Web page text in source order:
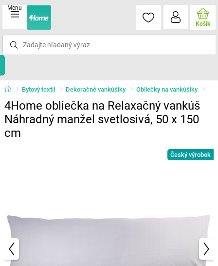
Menu
Košík
Bytový textil Dekoračné vankúšiky Obliečky na vankúšiky
4Home obliečka na Relaxačný vankúš
Náhradný manžel svetlosivá, 50 x 150
cm
Český výrobok